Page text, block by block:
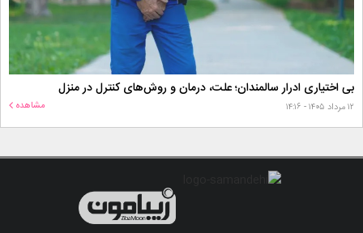
بی اختیاری ادرار سالمندان؛ علت، درمان و روش‌های کنترل در منزل
۱۲ مرداد ۱۴۰۵ - ۱۴:۱۶ مشاهده